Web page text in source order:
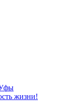
Уфы
жизни!